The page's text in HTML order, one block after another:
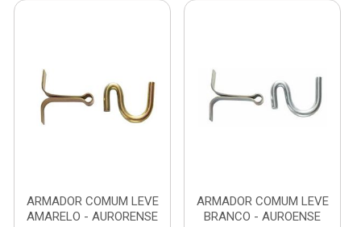
ARMADOR COMUM LEVE
AMARELO - AURORENSE
ARMADOR COMUM LEVE
BRANCO - AUROENSE